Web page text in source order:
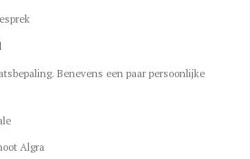
Benevens een paar persoonlijke
Algra